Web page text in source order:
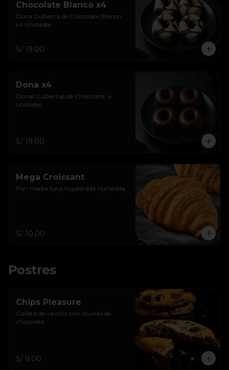
Chocolate Blanco x4
Dona Cubierta de Chocolate Blanco
x4 Unidades
S/ 19.00
Dona x4
Donas Cubiertas de Chocolate, 4
unidades.
S/ 19.00
Mega Croissant
Pan media luna hojaldrada horneada.
S/ 10.00
Postres
Chips Pleasure
Galleta de vainilla con chunks de
chocolate.
S/ 9.00